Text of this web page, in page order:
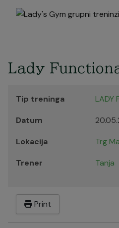
Lady
Tip treninga LADY
Datum
Lokacija Trg
Trener Tanja
Print